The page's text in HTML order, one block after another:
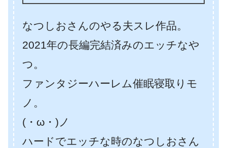
なつしおさんのやる夫スレ作品。
2021年の長編完結済みのエッチなや
つ。
ファンタジーハーレム催眠寝取りモ
ノ。
(・ω・)ノ
ハードでエッチな時のなつしおさん